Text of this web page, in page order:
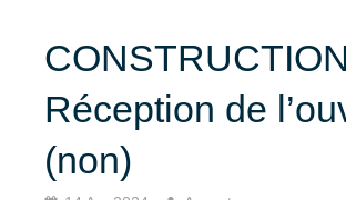
Réception de
(non)